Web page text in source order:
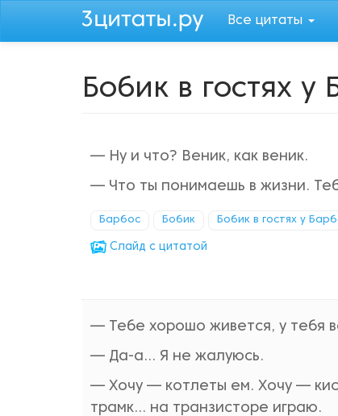
Все цитаты
Бобик в гостях у
— Ну и что? Веник, как веник.
— Что ты понимаешь в жизни.
Барбос Бобик Бобик в гостях у
Cлайд с цитатой
— Тебе хорошо живется, у тебя
— Да-а… Я не жалуюсь.
— Хочу — котлеты ем. Хочу —
трамк… на транзисторе играю.